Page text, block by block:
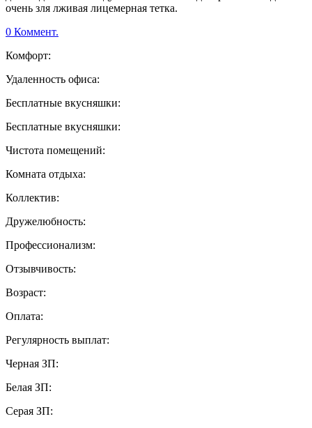
очень зля лживая лицемерная тетка.
0 Коммент.
Комфорт:
Удаленность офиса:
Бесплатные вкусняшки:
Бесплатные вкусняшки:
Чистота помещений:
Комната отдыха:
Коллектив:
Дружелюбность:
Профессионализм:
Отзывчивость:
Возраст:
Оплата:
Регулярность выплат:
Черная ЗП:
Белая ЗП:
Серая ЗП: